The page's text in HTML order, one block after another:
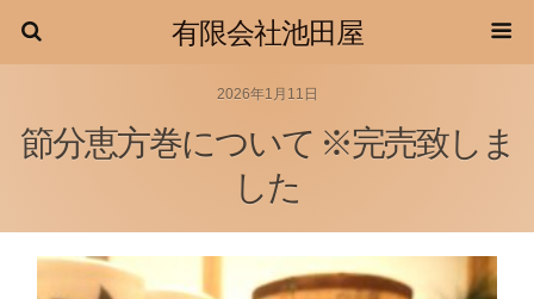
有限会社池田屋
2026年1月11日
節分恵方巻について ※完売致しま
した